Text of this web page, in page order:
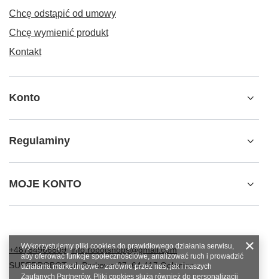
Chcę odstąpić od umowy
Chcę wymienić produkt
Kontakt
Konto
Regulaminy
MOJE KONTO
+48784966809 info.robotshops@gmail.com
SUPERROBOT,ul. Parkowa 27,64-117Gołanice
Wykorzystujemy pliki cookies do prawidłowego działania serwisu,
aby oferować funkcje społecznościowe, analizować ruch i prowadzić
działania marketingowe - zarówno przez nas, jak i naszych
Zaufanych Partnerów. Pliki cookies służą również do personalizacji